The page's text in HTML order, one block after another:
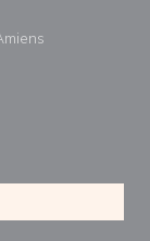
((abre numa